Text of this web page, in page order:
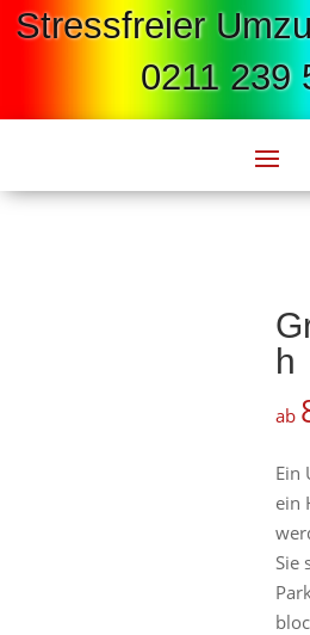
Stressfreier
0211 239
h
ab
Ein
ein
Sie